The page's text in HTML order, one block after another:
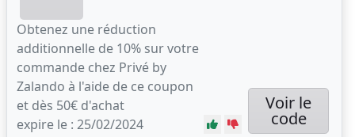
Obtenez une réduction
additionnelle de 10% sur votre
commande chez Privé by
Zalando à l'aide de ce coupon
et dès 50€ d'achat
expire le : 25/02/2024
Voir le
code